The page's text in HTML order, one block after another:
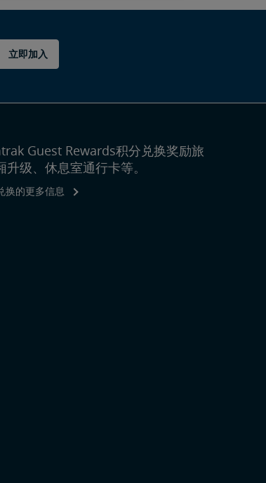
立即加入
Guest Rewards积分兑换奖励旅
升级、休息室通行卡等。
换的更多信息